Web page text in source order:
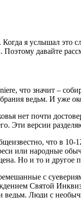
я услышал это
давайте
что значит –
ведьм. И уже
нет почти
Эти версии
что в 10-
или народные
Но и то и другое
с
Святой
ведьм. Люди с